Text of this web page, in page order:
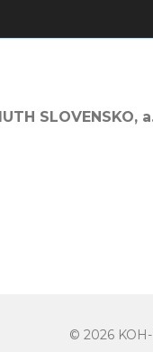
SLOVENSKO,
© 2026 KOH-